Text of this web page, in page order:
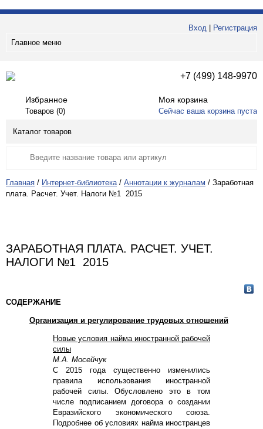
Вход
Регистрация
Главное меню
+7 (499) 148-9970
Избранное
Товаров (0)
Моя корзина
Сейчас ваша корзина пуста
Каталог товаров
Главная / Интернет-библиотека / Аннотации к журналам / Заработная
плата. Расчет. Учет. Налоги №1 2015
ЗАРАБОТНАЯ ПЛАТА. РАСЧЕТ. УЧЕТ.
НАЛОГИ №1 2015
СОДЕРЖАНИЕ
Организация и регулирование трудовых отношений
Новые условия найма иностранной рабочей
силы
М.А. Мосейчук
С 2015 года существенно изменились
правила использования иностранной
рабочей силы. Обусловлено это в том
числе подписанием договора о создании
Евразийского экономического союза.
Подробнее об условиях найма иностранцев